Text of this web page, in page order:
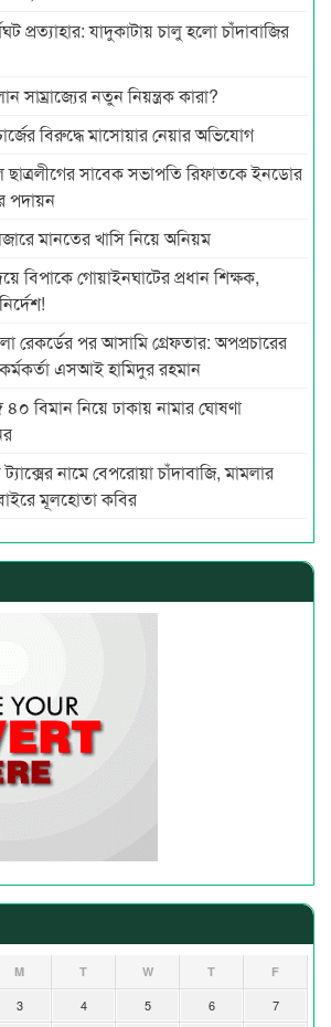
প্রত্যাহার: যাদুকাটায় চালু হলো চাঁদাবাজির
সাম্রাজ্যের নতুন নিয়ন্ত্রক কারা?
বিরুদ্ধে মাসোয়ার নেয়ার অভিযোগ
ছাত্রলীগের সাবেক সভাপতি রিফাতকে ইনডোর
পদায়ন
মানতের খাসি নিয়ে অনিয়ম
বিপাকে গোয়াইনঘাটের প্রধান শিক্ষক,
রেকর্ডের পর আসামি গ্রেফতার: অপপ্রচারের
এসআই হামিদুর রহমান
৪০ বিমান নিয়ে ঢাকায় নামার ঘোষণা
নামে বেপরোয়া চাঁদাবাজি, মামলার
মূলহোতা কবির
M T W T F
3 4 5 6
7